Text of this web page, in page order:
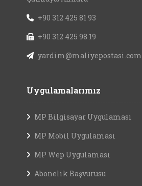
+90 312 425 81 93
+90 312 425 98 19
yardim@maliyepostasi.com
Uygulamalarımız
MP Bilgisayar Uygulaması
MP Mobil Uygulaması
MP Wep Uygulaması
Abonelik Başvurusu